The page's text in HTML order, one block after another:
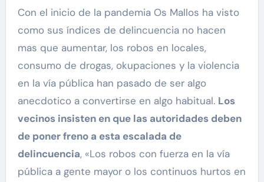
Con el inicio de la pandemia Os Mallos ha visto
como sus índices de delincuencia no hacen
mas que aumentar, los robos en locales,
consumo de drogas, okupaciones y la violencia
en la vía pública han pasado de ser algo
anecdotico a convertirse en algo habitual. Los
vecinos insisten en que las autoridades deben
de poner freno a esta escalada de
delincuencia, «Los robos con fuerza en la vía
pública a gente mayor o los continuos hurtos en